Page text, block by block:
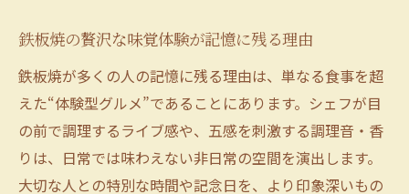
鉄板焼の贅沢な味覚体験が記憶に残る理由
鉄板焼が多くの人の記憶に残る理由は、単なる食事を超
えた“体験型グルメ”であることにあります。シェフが目
の前で調理するライブ感や、五感を刺激する調理音・香
りは、日常では味わえない非日常の空間を演出します。
大切な人との特別な時間や記念日を、より印象深いもの